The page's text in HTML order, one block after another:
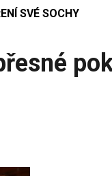
SVÉ SOCHY